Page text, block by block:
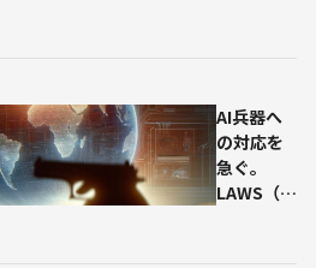
ノベ
ーシ
ョン
など
が協
長」
が年
拶を
AI兵器へ
の対応を
急ぐ。
LAWS（自